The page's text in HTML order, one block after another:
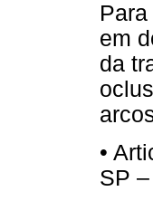
em
da
•
SP